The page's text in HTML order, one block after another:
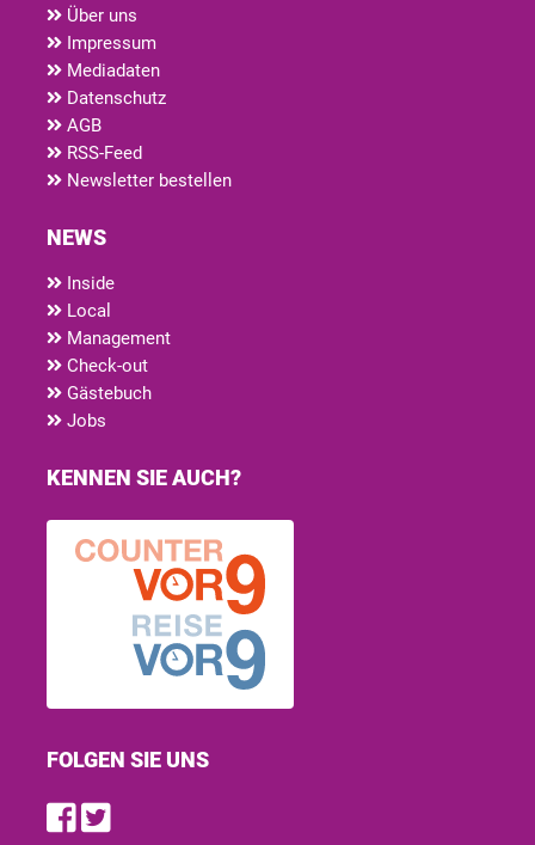
Über uns
Impressum
Mediadaten
Datenschutz
AGB
RSS-Feed
Newsletter bestellen
NEWS
Inside
Local
Management
Check-out
Gästebuch
Jobs
KENNEN SIE AUCH?
FOLGEN SIE UNS
Find us on Facebook
Follow us on Twitter